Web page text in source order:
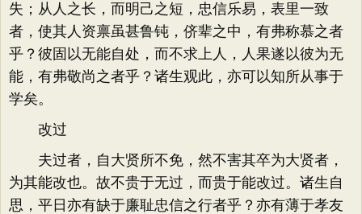
失；从人之长，而明己之短，忠信乐易，表里一致
者，使其人资禀虽甚鲁钝，侪辈之中，有弗称慕之者
乎？彼固以无能自处，而不求上人，人果遂以彼为无
能，有弗敬尚之者乎？诸生观此，亦可以知所从事于
学矣。
改过
夫过者，自大贤所不免，然不害其卒为大贤者，
为其能改也。故不贵于无过，而贵于能改过。诸生自
思，平日亦有缺于廉耻忠信之行者乎？亦有薄于孝友